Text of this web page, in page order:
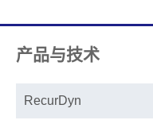
产品与技术
RecurDyn